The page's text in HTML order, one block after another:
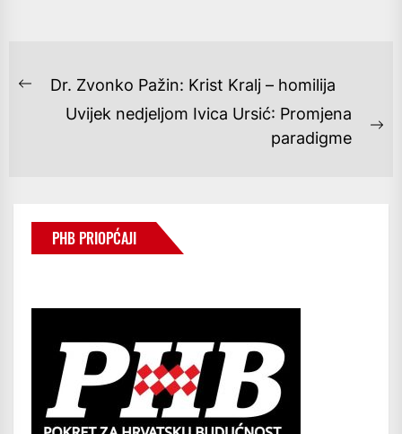
NAVIGACIJA
OBJAVA
Previous
Dr. Zvonko Pažin: Krist Kralj – homilija
Uvijek nedjeljom Ivica Ursić: Promjena
paradigme
PHB PRIOPĆAJI